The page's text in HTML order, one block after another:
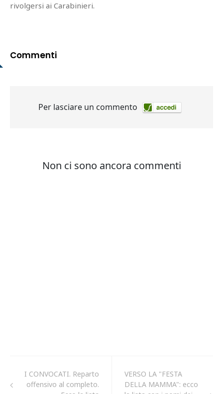
rivolgersi ai Carabinieri.
Commenti
I CONVOCATI. Reparto
offensivo al completo.
VERSO LA "FESTA
DELLA MAMMA": ecco